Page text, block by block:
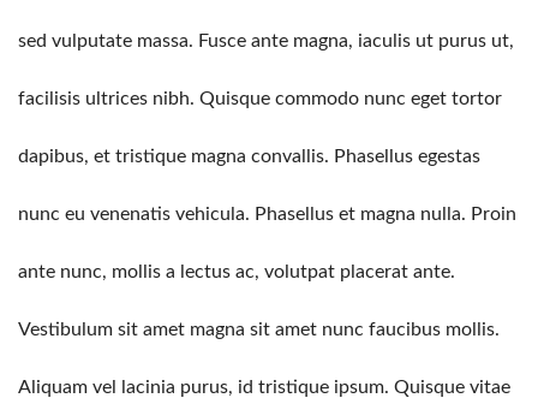
sed vulputate massa. Fusce ante magna, iaculis ut purus ut,
facilisis ultrices nibh. Quisque commodo nunc eget tortor
dapibus, et tristique magna convallis. Phasellus egestas
nunc eu venenatis vehicula. Phasellus et magna nulla. Proin
ante nunc, mollis a lectus ac, volutpat placerat ante.
Vestibulum sit amet magna sit amet nunc faucibus mollis.
Aliquam vel lacinia purus, id tristique ipsum. Quisque vitae